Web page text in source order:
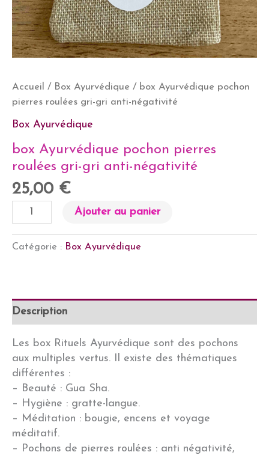
Accueil / Box Ayurvédique / box Ayurvédique pochon
pierres roulées gri-gri anti-négativité
Box Ayurvédique
box Ayurvédique pochon pierres
roulées gri-gri anti-négativité
25,00 €
quantité
de
box
Ayurvédique
roulées
gri-
gri
anti-
négativité
Ajouter au panier
Catégorie : Box Ayurvédique
Description
Les box Rituels Ayurvédique sont des pochons
aux multiples vertus. Il existe des thématiques
différentes :
– Beauté : Gua Sha.
– Hygiène : gratte-langue.
– Méditation : bougie, encens et voyage
méditatif.
– Pochons de pierres roulées : anti négativité,